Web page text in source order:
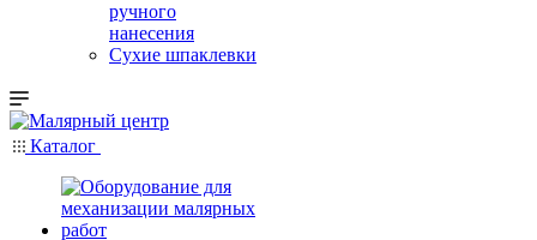
ручного
нанесения
Сухие шпаклевки
Каталог